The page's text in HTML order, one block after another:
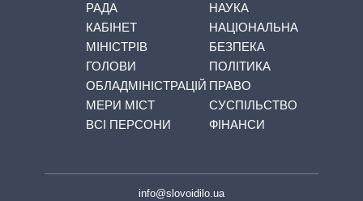
РАДА
КАБІНЕТ
МІНІСТРІВ
ГОЛОВИ
ОБЛАДМІНІСТРАЦІЙ
МЕРИ МІСТ
ВСІ ПЕРСОНИ
НАУКА
НАЦІОНАЛЬНА
БЕЗПЕКА
ПОЛІТИКА
ПРАВО
СУСПІЛЬСТВО
ФІНАНСИ
info@slovoidilo.ua